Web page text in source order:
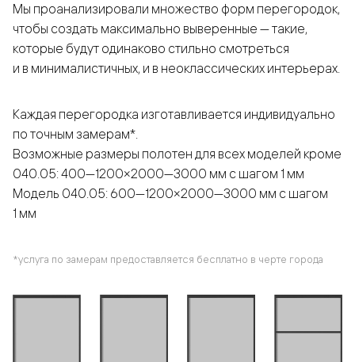
Мы проанализировали множество форм перегородок,
чтобы создать максимально выверенные — такие,
которые будут одинаково стильно смотреться
и в минималистичных, и в неоклассических интерьерах.
Каждая перегородка изготавливается индивидуально
по точным замерам*.
Возможные размеры полотен для всех моделей кроме
040.05: 400—1200×2000—3000 мм с шагом 1 мм
Модель 040.05: 600—1200×2000—3000 мм с шагом
1 мм
*услуга по замерам предоставляется бесплатно в черте города